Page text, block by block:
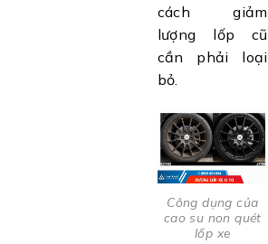
cách giảm
lượng lốp cũ
cần phải loại
bỏ.
Công dụng của
cao su non quét
lốp xe